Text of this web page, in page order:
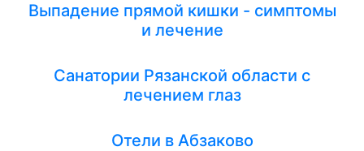
Выпадение прямой кишки - симптомы
и лечение
Санатории Рязанской области с
лечением глаз
Отели в Абзаково